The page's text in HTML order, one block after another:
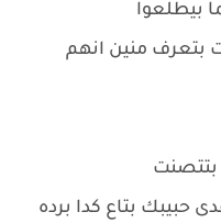
بيطلعوا
بتعرف منين انهم
بتتصنت
حبيبك بتاع كدا برده